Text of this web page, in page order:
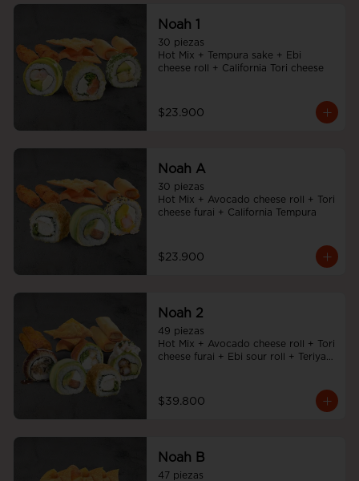
Noah 1
30 piezas
Hot Mix + Tempura sake + Ebi
cheese roll + California Tori cheese
$23.900
Noah A
30 piezas
Hot Mix + Avocado cheese roll + Tori
cheese furai + California Tempura
$23.900
Noah 2
49 piezas
Hot Mix + Avocado cheese roll + Tori
cheese furai + Ebi sour roll + Teriyaki
$39.800
Noah B
47 piezas